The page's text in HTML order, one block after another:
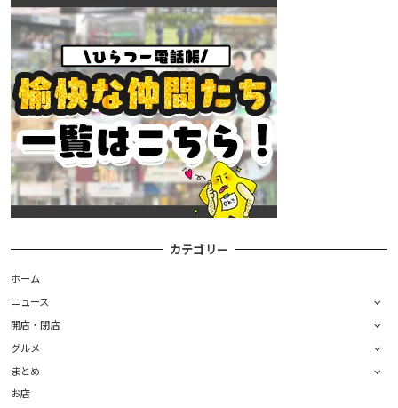
カテゴリー
ホーム
ニュース
開店・閉店
グルメ
まとめ
お店